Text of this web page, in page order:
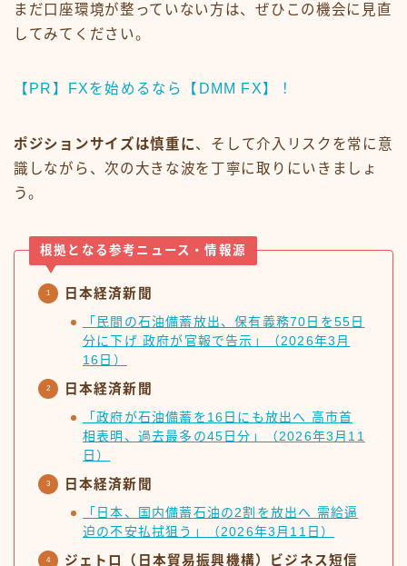
まだ口座環境が整っていない方は、ぜひこの機会に見直
してみてください。
【PR】FXを始めるなら【DMM FX】！
ポジションサイズは慎重に、そして介入リスクを常に意
識しながら、次の大きな波を丁寧に取りにいきましょ
う。
根拠となる参考ニュース・情報源
日本経済新聞
「民間の石油備蓄放出、保有義務70日を55日
分に下げ 政府が官報で告示」（2026年3月
16日）
日本経済新聞
「政府が石油備蓄を16日にも放出へ 高市首
相表明、過去最多の45日分」（2026年3月11
日）
日本経済新聞
「日本、国内備蓄石油の2割を放出へ 需給逼
迫の不安払拭狙う」（2026年3月11日）
ジェトロ（日本貿易振興機構）ビジネス短信